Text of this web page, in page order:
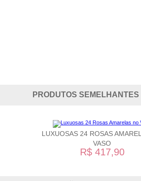
PRODUTOS SEMELHANTES
LUXUOSAS 24 ROSAS
VASO
R$ 417,90